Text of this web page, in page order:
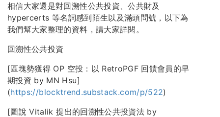
相信大家還是對回溯性公共投資、公共財及
hypercerts 等名詞感到陌生以及滿頭問號，以下為
我們幫大家整理的資料，請大家詳閱。
回溯性公共投資
[區塊勢獲得 OP 空投：以 RetroPGF 回饋會員的早
期投資 by MN Hsu]
(https://blocktrend.substack.com/p/522)
[圖說 Vitalik 提出的回溯性公共投資法 by